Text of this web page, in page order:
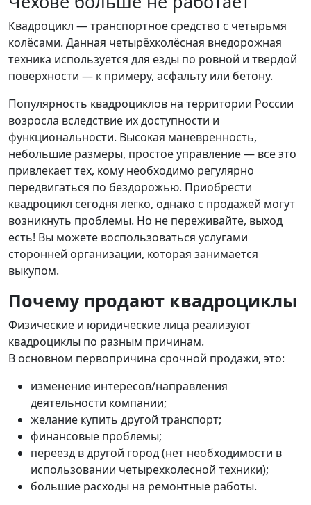
Квадроцикл — транспортное средство с четырьмя
колёсами. Данная четырёхколёсная внедорожная
техника используется для езды по ровной и твердой
поверхности — к примеру, асфальту или бетону.
Популярность квадроциклов на территории России
возросла вследствие их доступности и
функциональности. Высокая маневренность,
небольшие размеры, простое управление — все это
привлекает тех, кому необходимо регулярно
передвигаться по бездорожью. Приобрести
квадроцикл сегодня легко, однако с продажей могут
возникнуть проблемы. Но не переживайте, выход
есть! Вы можете воспользоваться услугами
сторонней организации, которая занимается
выкупом.
Почему продают квадроциклы
Физические и юридические лица реализуют
квадроциклы по разным причинам.
В основном первопричина срочной продажи, это:
изменение интересов/направления
деятельности компании;
желание купить другой транспорт;
финансовые проблемы;
переезд в другой город (нет необходимости в
использовании четырехколесной техники);
большие расходы на ремонтные работы.